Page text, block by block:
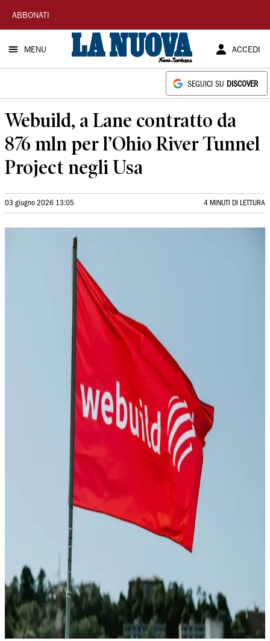
La
Nuova
Sardegna
ABBONATI
MENU ACCEDI
SEGUICI SU DISCOVER
Webuild, a Lane contratto da
876 mln per l’Ohio River Tunnel
Project negli Usa
03 giugno 2026 13:05 4 MINUTI DI LETTURA